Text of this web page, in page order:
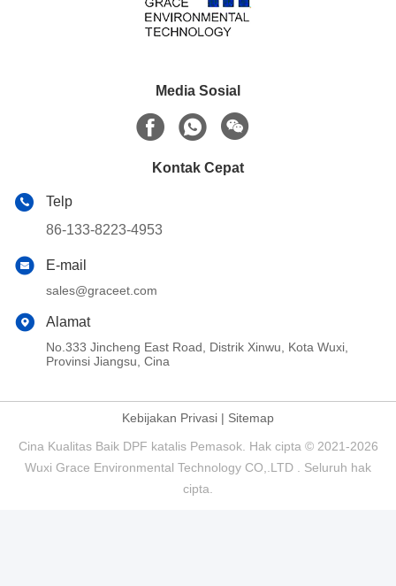
Media Sosial
Kontak Cepat
Telp
86-133-8223-4953
E-mail
sales@graceet.com
Alamat
No.333 Jincheng East Road, Distrik Xinwu, Kota Wuxi,
Provinsi Jiangsu, Cina
Kebijakan Privasi | Sitemap
Cina Kualitas Baik DPF katalis Pemasok. Hak cipta © 2021-2026
Wuxi Grace Environmental Technology CO,.LTD . Seluruh hak
cipta.